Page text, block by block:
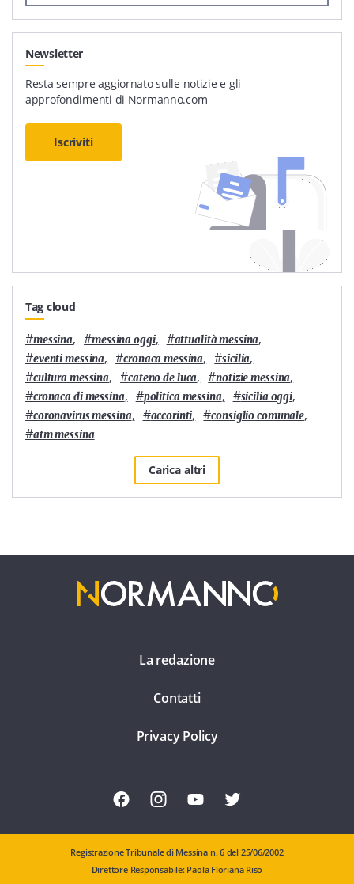
Newsletter
Resta sempre aggiornato sulle notizie e gli
approfondimenti di Normanno.com
Iscriviti
Tag cloud
#messina, #messina oggi, #attualità messina,
#eventi messina, #cronaca messina, #sicilia,
#cultura messina, #cateno de luca, #notizie messina,
#cronaca di messina, #politica messina, #sicilia oggi,
#coronavirus messina, #accorinti, #consiglio comunale,
#atm messina
Carica altri
La redazione
Contatti
Privacy Policy
Registrazione Tribunale di Messina n. 6 del 25/06/2002
Direttore Responsabile: Paola Floriana Riso